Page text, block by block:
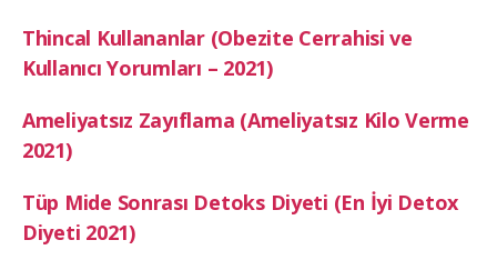
Thincal Kullananlar (Obezite Cerrahisi ve
Kullanıcı Yorumları – 2021)
Ameliyatsız Zayıflama (Ameliyatsız Kilo Verme
2021)
Tüp Mide Sonrası Detoks Diyeti (En İyi Detox
Diyeti 2021)